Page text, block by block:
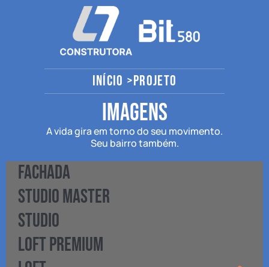
INÍCIO >projeto
imagens
A vida gira em torno do seu movimento.
Seu bairro também.
FACHADA
STUDIO MASTER
STUDIO
LOFT PREMIUM